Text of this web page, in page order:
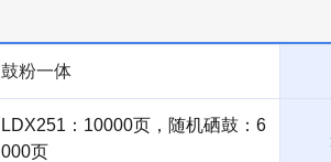
鼓粉一体
LDX251：10000页，随机硒鼓：6
000页